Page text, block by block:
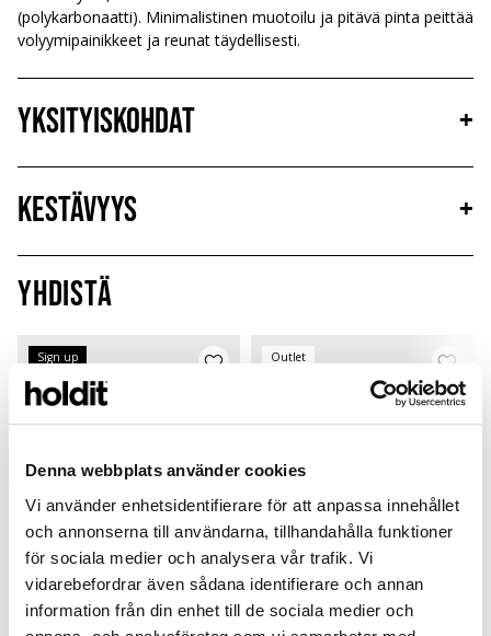
Denna webbplats använder cookies
Vi använder enhetsidentifierare för att anpassa innehållet
och annonserna till användarna, tillhandahålla funktioner
för sociala medier och analysera vår trafik. Vi
vidarebefordrar även sådana identifierare och annan
information från din enhet till de sociala medier och
(polykarbonaatti). Minimalistinen muotoilu ja pitävä pinta peittää
volyymipainikkeet ja reunat täydellisesti.
Yksityiskohdat +
Kestävyys
+
Yhdistä
Sign up Outlet